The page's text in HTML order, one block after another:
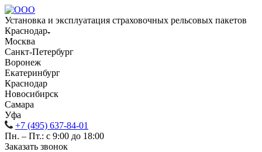
Установка и эксплуатация страховочных рельсовых пакетов
Краснодар
Москва
Санкт-Петербург
Воронеж
Екатеринбург
Краснодар
Новосибирск
Самара
Уфа
+7 (495) 637-84-01
Пн. – Пт.: с 9:00 до 18:00
Заказать звонок